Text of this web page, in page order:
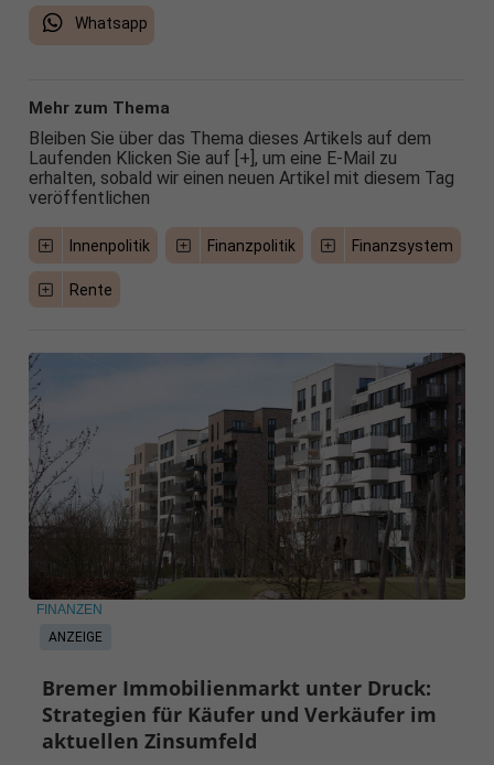
Whatsapp
Mehr zum Thema
Bleiben Sie über das Thema dieses Artikels auf dem
Laufenden Klicken Sie auf [+], um eine E-Mail zu
erhalten, sobald wir einen neuen Artikel mit diesem Tag
veröffentlichen
Innenpolitik Finanzpolitik Finanzsystem
Rente
ANZEIGE
FINANZEN
Bremer Immobilienmarkt unter Druck:
Strategien für Käufer und Verkäufer im
aktuellen Zinsumfeld